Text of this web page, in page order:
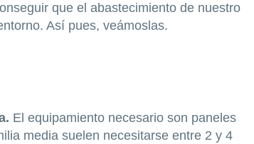
que el abastecimiento de nuestro
Así pues, veámoslas.
El equipamiento necesario son paneles
media suelen necesitarse entre 2 y 4